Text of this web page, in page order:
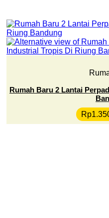
Rumah Baru 2 Lantai
Rp